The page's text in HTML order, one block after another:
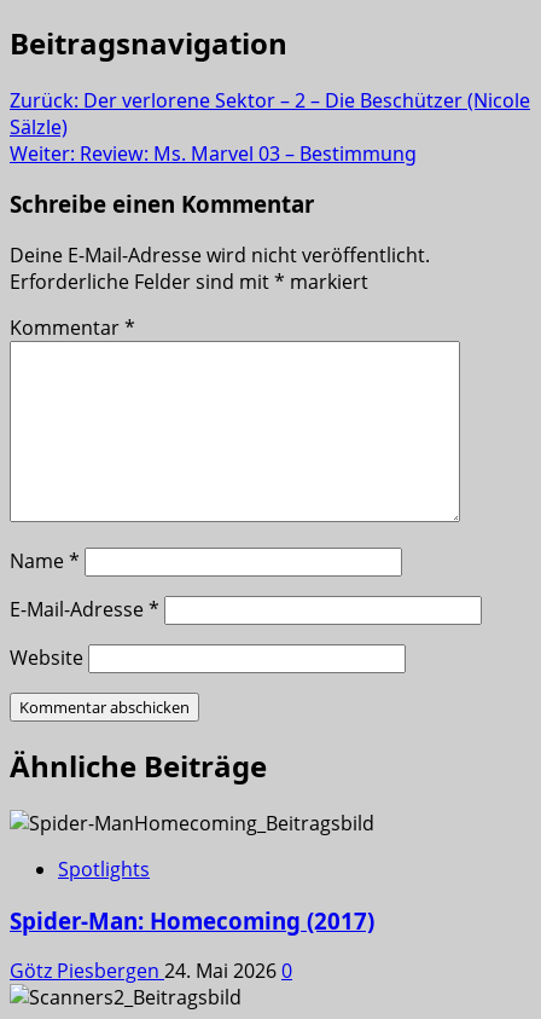
Beitragsnavigation
Zurück: Der verlorene Sektor – 2 – Die Beschützer (Nicole
Sälzle)
Weiter: Review: Ms. Marvel 03 – Bestimmung
Schreibe einen Kommentar
Deine E-Mail-Adresse wird nicht veröffentlicht.
Erforderliche Felder sind mit* markiert
Kommentar*
Name*
E-Mail-Adresse*
Website
Ähnliche Beiträge
Spotlights
Spider-Man: Homecoming (2017)
Götz Piesbergen 24. Mai 20260